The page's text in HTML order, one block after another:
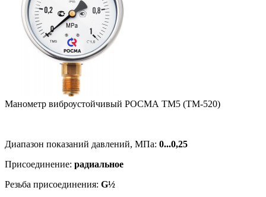
Манометр виб­ро­ус­той­чи­вый РОСМА ТМ5 (ТМ-520)
Диапазон показаний давлений, МПа: 0...0,25
Присоединение: радиальное
Резьба присоединения: G½